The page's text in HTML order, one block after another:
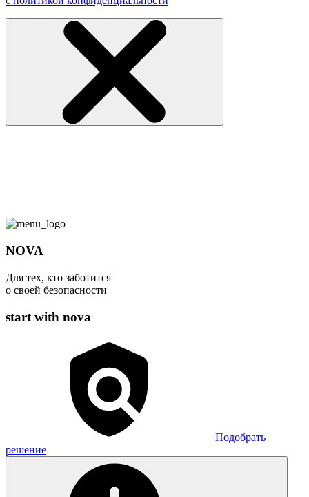
NOVA
Для тех, кто заботится
о своей безопасности
start with nova
Подобрать
решение